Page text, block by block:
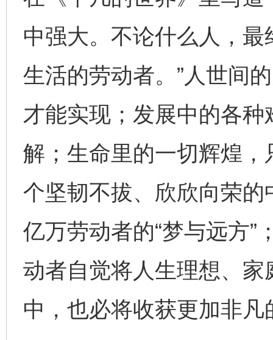
中强大。不论什么人，
生活的劳动者。”人世间
才能实现；发展中的各
解；生命里的一切辉煌
个坚韧不拔、欣欣向荣
亿万劳动者的“梦与远方”
动者自觉将人生理想、
中，也必将收获更加非凡